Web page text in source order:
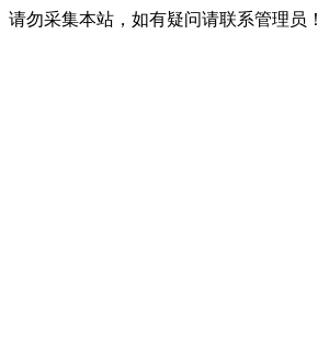
请勿采集本站，如有疑问请联系管理员！